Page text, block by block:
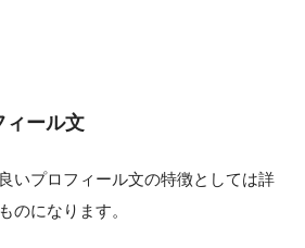
ィール文
いプロフィール文の特徴としては詳
のになります。